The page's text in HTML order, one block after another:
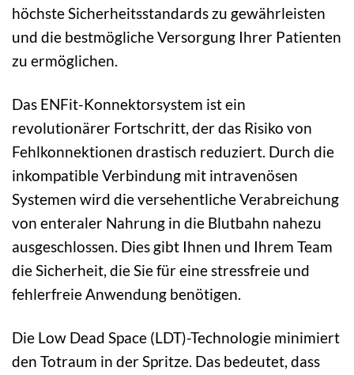
höchste Sicherheitsstandards zu gewährleisten
und die bestmögliche Versorgung Ihrer Patienten
zu ermöglichen.
Das ENFit-Konnektorsystem ist ein
revolutionärer Fortschritt, der das Risiko von
Fehlkonnektionen drastisch reduziert. Durch die
inkompatible Verbindung mit intravenösen
Systemen wird die versehentliche Verabreichung
von enteraler Nahrung in die Blutbahn nahezu
ausgeschlossen. Dies gibt Ihnen und Ihrem Team
die Sicherheit, die Sie für eine stressfreie und
fehlerfreie Anwendung benötigen.
Die Low Dead Space (LDT)-Technologie minimiert
den Totraum in der Spritze. Das bedeutet, dass